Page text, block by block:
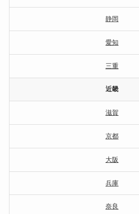
静岡
愛知
三重
近畿
滋賀
京都
大阪
兵庫
奈良